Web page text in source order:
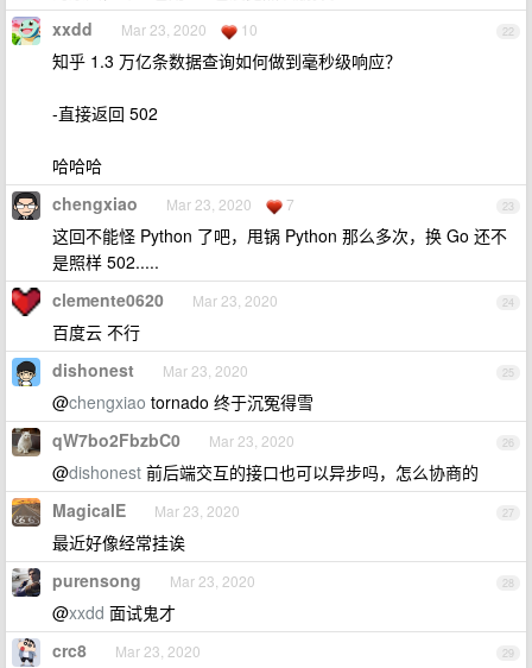
22
xxdd Mar 23, 2020 10
知乎 1.3 万亿条数据查询如何做到毫秒级响应？
-直接返回 502
哈哈哈
23
chengxiao Mar 23, 2020 7
这回不能怪 Python 了吧，甩锅 Python 那么多次，换 Go 还不
是照样 502.....
24
clemente0620 Mar 23, 2020
百度云 不行
25
dishonest Mar 23, 2020
@chengxiao tornado 终于沉冤得雪
26
qW7bo2FbzbC0 Mar 23, 2020
@dishonest 前后端交互的接口也可以异步吗，怎么协商的
27
MagicalE Mar 23, 2020
最近好像经常挂诶
28
purensong Mar 23, 2020
@xxdd 面试鬼才
29
crc8 Mar 23, 2020